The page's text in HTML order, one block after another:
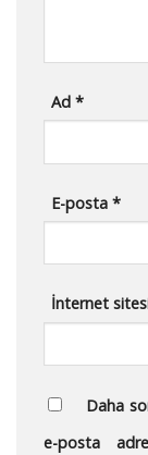
Ad*
E-posta*
İnternet
Daha
e-posta